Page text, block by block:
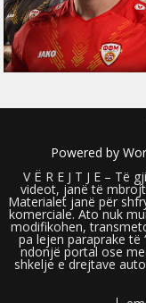
Powered by
V Ë R E J T J E –
videot, janë të
Materialet janë për
komerciale. Ato nuk
modifikohen,
pa lejen paraprake të
ndonjë portal ose
shkelje e drejtave